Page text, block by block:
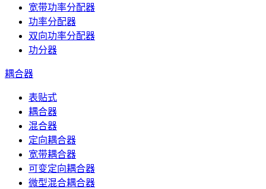
宽带功率分配器
功率分配器
双向功率分配器
功分器
耦合器
表贴式
耦合器
混合器
定向耦合器
宽带耦合器
可变定向耦合器
微型混合耦合器